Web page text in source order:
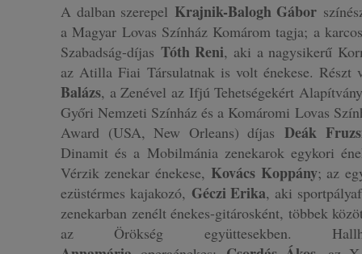
A dalban szerepel Krajnik-Balogh Gábor
a Magyar Lovas Színház Komárom tagja; a
Szabadság-díjas Tóth Reni, aki a nagysikerű
az Atilla Fiai Társulatnak is volt énekese. Részt
Balázs, a Zenével az Ifjú Tehetségekért
Győri Nemzeti Színház és a Komáromi Lovas
Award (USA, New Orleans) díjas Deák
Dinamit és a Mobilmánia zenekarok egykori
Vérzik zenekar énekese, Kovács Koppány; az
ezüstérmes kajakozó, Géczi Erika, aki
zenekarban zenélt énekes-gitárosként, többek
az Örökség együttesekben.